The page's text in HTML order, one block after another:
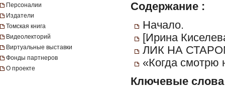
Персоналии
Издатели
Томская книга
Видеолекторий
Виртуальные выставки
Фонды партнеров
О проекте
Содержание :
Начало.
[Ирина
ЛИК НА
«Когда смотрю
Ключевые слова